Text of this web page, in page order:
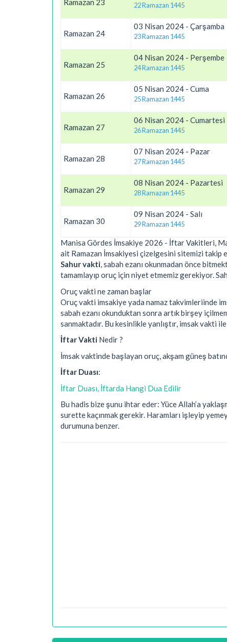
Ramazan 23 22 Ramazan 1445
Ramazan 24
03 Nisan 2024 - Çarşamba
23 Ramazan 1445
Ramazan 25
04 Nisan 2024 - Perşembe
24 Ramazan 1445
Ramazan 26
05 Nisan 2024 - Cuma
25 Ramazan 1445
Ramazan 27
06 Nisan 2024 - Cumartesi
26 Ramazan 1445
Ramazan 28
07 Nisan 2024 - Pazar
27 Ramazan 1445
Ramazan 29
08 Nisan 2024 - Pazartesi
28 Ramazan 1445
Ramazan 30
09 Nisan 2024 - Salı
29 Ramazan 1445
Manisa Gördes İmsakiye 2026 - İftar Vakitleri,
ait Ramazan İmsakiyesi çizelgesini sitemizi takip
Sahur vakti, sabah ezanı okunmadan önce
tamamlayıp oruç için niyet etmemiz gerekiyor.
Oruç vakti ne zaman başlar
Oruç vakti imsakiye yada namaz takvimleriinde
sabah ezanı okunduktan sonra artık birşey
sanmaktadır. Bu kesinlikle yanlıştır, imsak vakti
İftar Vakti Nedir ?
İmsak vaktinde başlayan oruç, akşam güneş
İftar Duası:
İftar Duası, İftarda Hangi Dua Edilir
Bu hadis bize şunu ihtar eder: Yüce Allah’a
surette kaçınmak gerekir. Haramları işleyip
durumuna benzer.